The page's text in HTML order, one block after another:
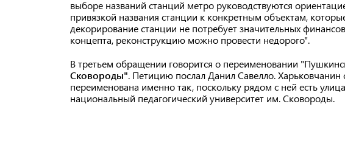
выборе названий станций метро руководствуются
привязкой названия станции к конкретным объектам,
декорирование станции не потребует значительных
концепта, реконструкцию можно провести недорого".
В третьем обращении говорится о переименовании
Сковороды". Петицию послал Данил Савелло. Харьковчанин
переименована именно так, поскольку рядом с ней есть
национальный педагогический университет им. Сковороды.